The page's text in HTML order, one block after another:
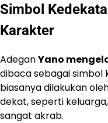
Simbol
Karakter
AdeganYano
dibaca sebagai simbol
biasanya dilakukan
dekat, seperti
sangat akrab.